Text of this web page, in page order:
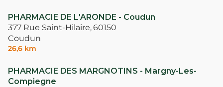
PHARMACIE DE L'ARONDE - Coudun
377 Rue Saint-Hilaire,60150
Coudun
26,6 km
PHARMACIE DES MARGNOTINS - Margny-Les-
Compiegne